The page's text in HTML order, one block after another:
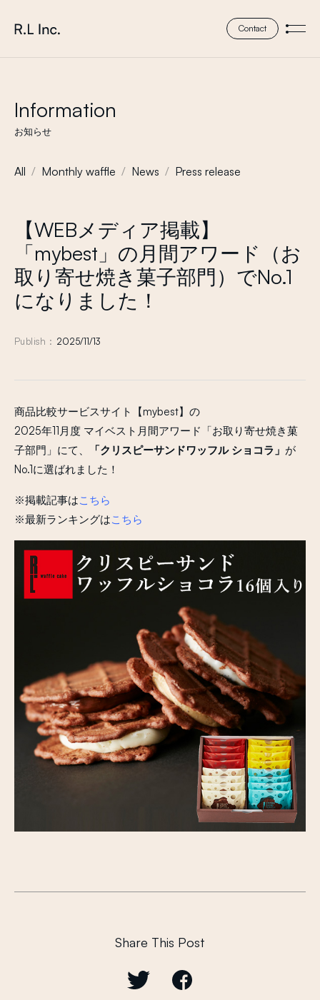
株式会社 エール・エル
Contact
お知らせ
Information
【WEBメディア掲載】
「mybest」の月間アワード（お
取り寄せ焼き菓子部門）でNo.1
になりました！
Publish : 2025/11/13
商品比較サービスサイト【mybest】の
2025年11月度 マイベスト 月間アワード「お取り寄せ焼き菓
子部門」 にて、 「クリスピーサンドワッフル ショコラ 」 が
No.1に選ばれました！
※掲載記事はこちら
※最新ランキングはこちら
Share This Post
All Monthly waffle News Press release